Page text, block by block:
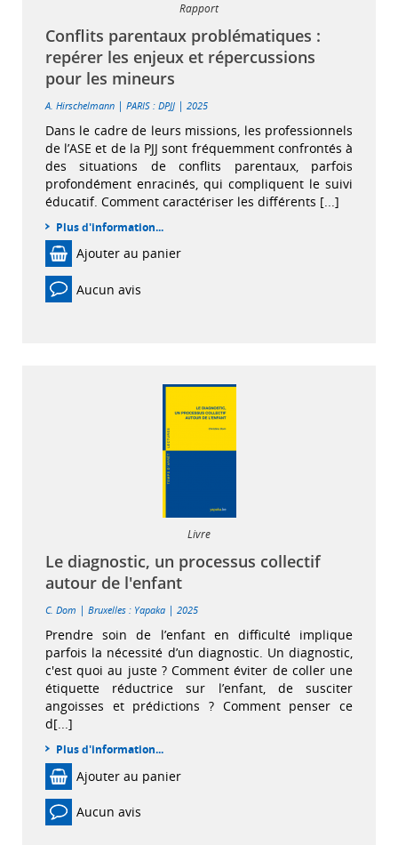
Rapport
Conflits parentaux problématiques :
repérer les enjeux et répercussions
pour les mineurs
A. Hirschelmann | PARIS : DPJJ | 2025
Dans le cadre de leurs missions, les professionnels
de l’ASE et de la PJJ sont fréquemment confrontés à
des situations de conflits parentaux, parfois
profondément enracinés, qui compliquent le suivi
éducatif. Comment caractériser les différents [...]
Plus d'information...
Ajouter au panier
Aucun avis
Livre
Le diagnostic, un processus collectif
autour de l'enfant
C. Dom | Bruxelles : Yapaka | 2025
Prendre soin de l’enfant en difficulté implique
parfois la nécessité d’un diagnostic. Un diagnostic,
c'est quoi au juste ? Comment éviter de coller une
étiquette réductrice sur l’enfant, de susciter
angoisses et prédictions ? Comment penser ce
d[...]
Plus d'information...
Ajouter au panier
Aucun avis